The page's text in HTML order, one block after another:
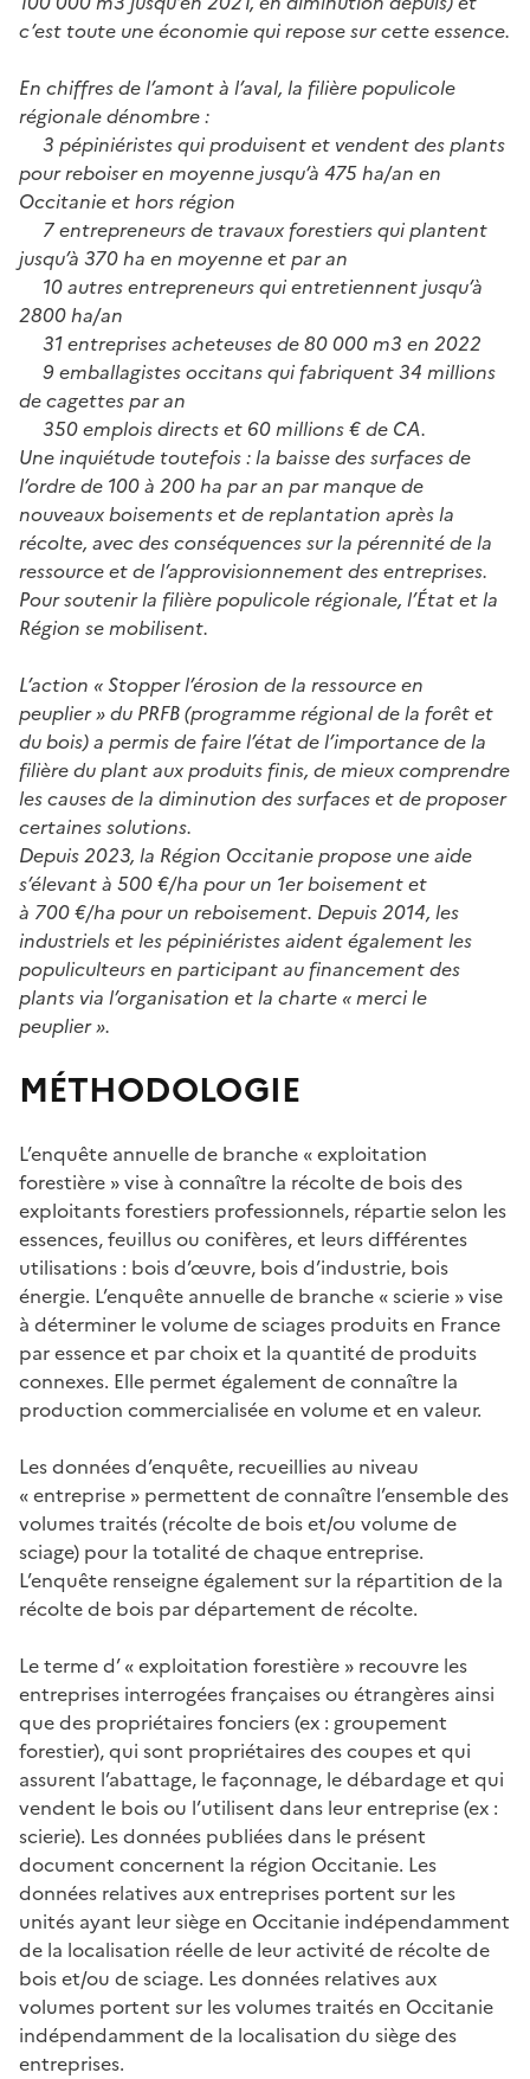
c’est toute une économie qui repose sur cette essence.
En chiffres de l’amont à l’aval, la filière populicole
régionale dénombre :
3 pépiniéristes qui produisent et vendent des plants
pour reboiser en moyenne jusqu’à 475 ha/an en
Occitanie et hors région
7 entrepreneurs de travaux forestiers qui plantent
jusqu’à 370 ha en moyenne et par an
10 autres entrepreneurs qui entretiennent jusqu’à
2800 ha/an
31 entreprises acheteuses de 80 000 m3 en 2022
9 emballagistes occitans qui fabriquent 34 millions
de cagettes par an
350 emplois directs et 60 millions € de CA.
Une inquiétude toutefois : la baisse des surfaces de
l’ordre de 100 à 200 ha par an par manque de
nouveaux boisements et de replantation après la
récolte, avec des conséquences sur la pérennité de la
ressource et de l’approvisionnement des entreprises.
Pour soutenir la filière populicole régionale, l’État et la
Région se mobilisent.
L’action « Stopper l’érosion de la ressource en
peuplier » du PRFB (programme régional de la forêt et
du bois) a permis de faire l’état de l’importance de la
filière du plant aux produits finis, de mieux comprendre
les causes de la diminution des surfaces et de proposer
certaines solutions.
Depuis 2023, la Région Occitanie propose une aide
s’élevant à 500 €/ha pour un 1er boisement et
à 700 €/ha pour un reboisement. Depuis 2014, les
industriels et les pépiniéristes aident également les
populiculteurs en participant au financement des
plants via l’organisation et la charte « merci le
peuplier ».
MÉTHODOLOGIE
L’enquête annuelle de branche « exploitation
forestière » vise à connaître la récolte de bois des
exploitants forestiers professionnels, répartie selon les
essences, feuillus ou conifères, et leurs différentes
utilisations : bois d’œuvre, bois d’industrie, bois
énergie. L’enquête annuelle de branche « scierie » vise
à déterminer le volume de sciages produits en France
par essence et par choix et la quantité de produits
connexes. Elle permet également de connaître la
production commercialisée en volume et en valeur.
Les données d’enquête, recueillies au niveau
« entreprise » permettent de connaître l’ensemble des
volumes traités (récolte de bois et/ou volume de
sciage) pour la totalité de chaque entreprise.
L’enquête renseigne également sur la répartition de la
récolte de bois par département de récolte.
Le terme d’ « exploitation forestière » recouvre les
entreprises interrogées françaises ou étrangères ainsi
que des propriétaires fonciers (ex : groupement
forestier), qui sont propriétaires des coupes et qui
assurent l’abattage, le façonnage, le débardage et qui
vendent le bois ou l’utilisent dans leur entreprise (ex :
scierie). Les données publiées dans le présent
document concernent la région Occitanie. Les
données relatives aux entreprises portent sur les
unités ayant leur siège en Occitanie indépendamment
de la localisation réelle de leur activité de récolte de
bois et/ou de sciage. Les données relatives aux
volumes portent sur les volumes traités en Occitanie
indépendamment de la localisation du siège des
entreprises.